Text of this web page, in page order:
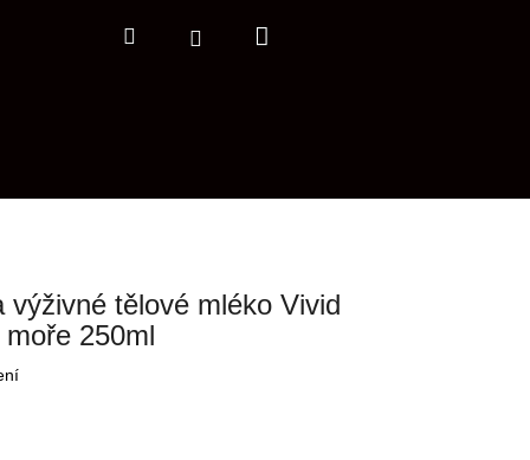
Hledat Přihlášení
výživné tělové mléko Vivid
250ml